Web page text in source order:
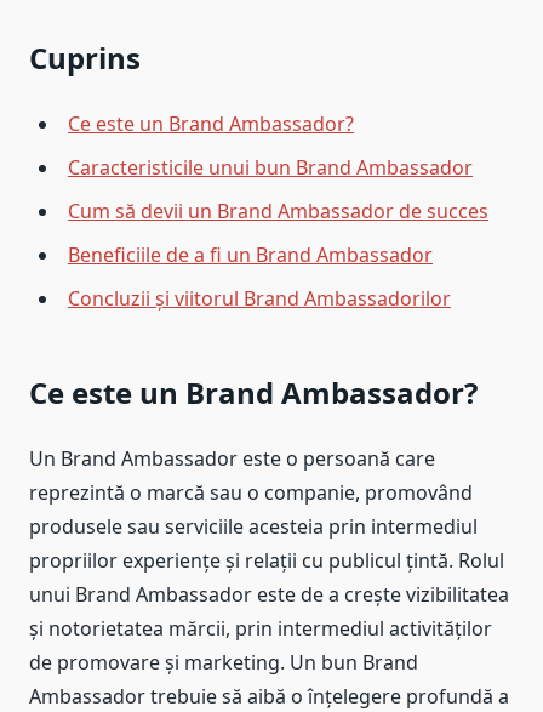
Cuprins
Ce este un Brand Ambassador?
Caracteristicile unui bun Brand Ambassador
Cum să devii un Brand Ambassador de succes
Beneficiile de a fi un Brand Ambassador
Concluzii și viitorul Brand Ambassadorilor
Ce este un Brand Ambassador?
Un Brand Ambassador este o persoană care
reprezintă o marcă sau o companie, promovând
produsele sau serviciile acesteia prin intermediul
propriilor experiențe și relații cu publicul țintă. Rolul
unui Brand Ambassador este de a crește vizibilitatea
și notorietatea mărcii, prin intermediul activităților
de promovare și marketing. Un bun Brand
Ambassador trebuie să aibă o înțelegere profundă a